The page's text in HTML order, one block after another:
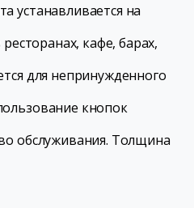
устанавливается на
кафе, барах,
для непринужденного
кнопок
обслуживания. Толщина